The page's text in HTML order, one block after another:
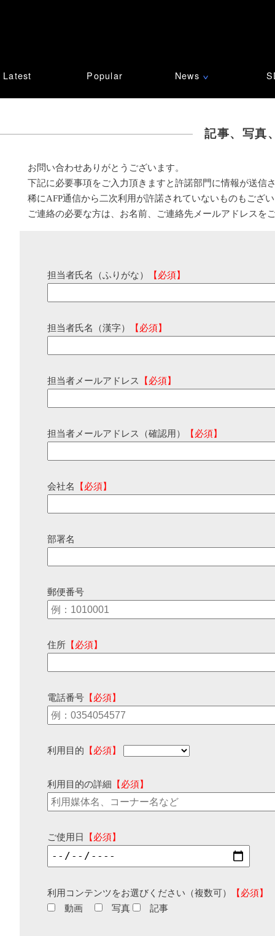
Latest Popular News ∨
記事、写真
お問い合わせありがとうございます。
下記に必要事項をご入力頂きますと許諾部門に情報が送信
稀にAFP通信から二次利用が許諾されていないものもござ
ご連絡の必要な方は、お名前、ご連絡先メールアドレスを
担当者氏名（ふりがな） 【必須】
担当者氏名（漢字） 【必須】
担当者メールアドレス 【必須】
担当者メールアドレス（確認用） 【必須】
会社名 【必須】
部署名
郵便番号
住所 【必須】
電話番号 【必須】
利用目的 【必須】
利用目的の詳細 【必須】
ご使用日 【必須】
利用コンテンツをお選びください（複数可）
【必須】
動画
写真 記事